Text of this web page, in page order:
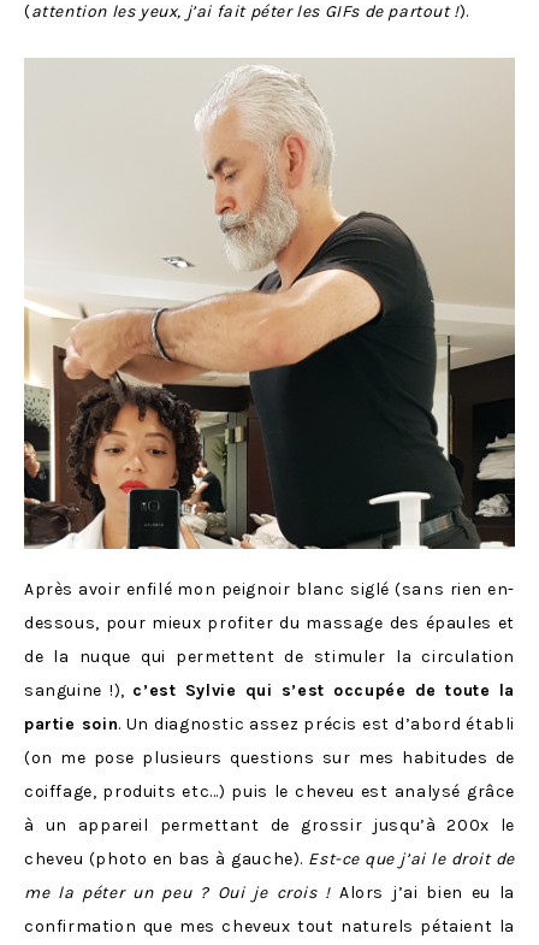
(attention les yeux, j’ai fait péter les GIFs de partout !).
Après avoir enfilé mon peignoir blanc siglé (sans rien en-
dessous, pour mieux profiter du massage des épaules et
de la nuque qui permettent de stimuler la circulation
sanguine !), c’est Sylvie qui s’est occupée de toute la
partie soin. Un diagnostic assez précis est d’abord établi
(on me pose plusieurs questions sur mes habitudes de
coiffage, produits etc…) puis le cheveu est analysé grâce
à un appareil permettant de grossir jusqu’à 200x le
cheveu (photo en bas à gauche). Est-ce que j’ai le droit de
me la péter un peu ? Oui je crois ! Alors j’ai bien eu la
confirmation que mes cheveux tout naturels pétaient la